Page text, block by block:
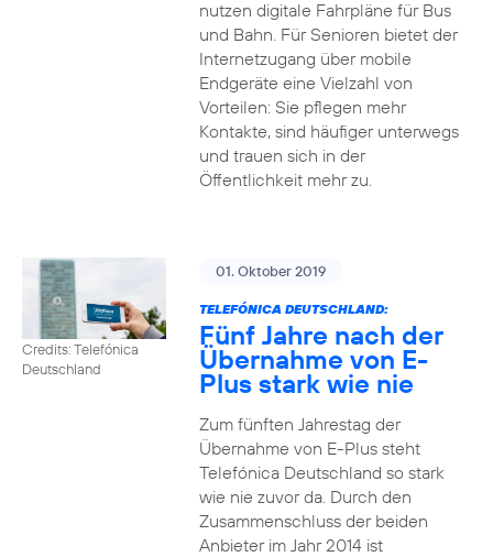
nutzen digitale Fahrpläne für Bus
und Bahn. Für Senioren bietet der
Internetzugang über mobile
Endgeräte eine Vielzahl von
Vorteilen: Sie pflegen mehr
Kontakte, sind häufiger unterwegs
und trauen sich in der
Öffentlichkeit mehr zu.
Credits: Telefónica
Deutschland
01. Oktober 2019
TELEFÓNICA DEUTSCHLAND:
Fünf Jahre nach der
Übernahme von E-
Plus stark wie nie
Zum fünften Jahrestag der
Übernahme von E-Plus steht
Telefónica Deutschland so stark
wie nie zuvor da. Durch den
Zusammenschluss der beiden
Anbieter im Jahr 2014 ist